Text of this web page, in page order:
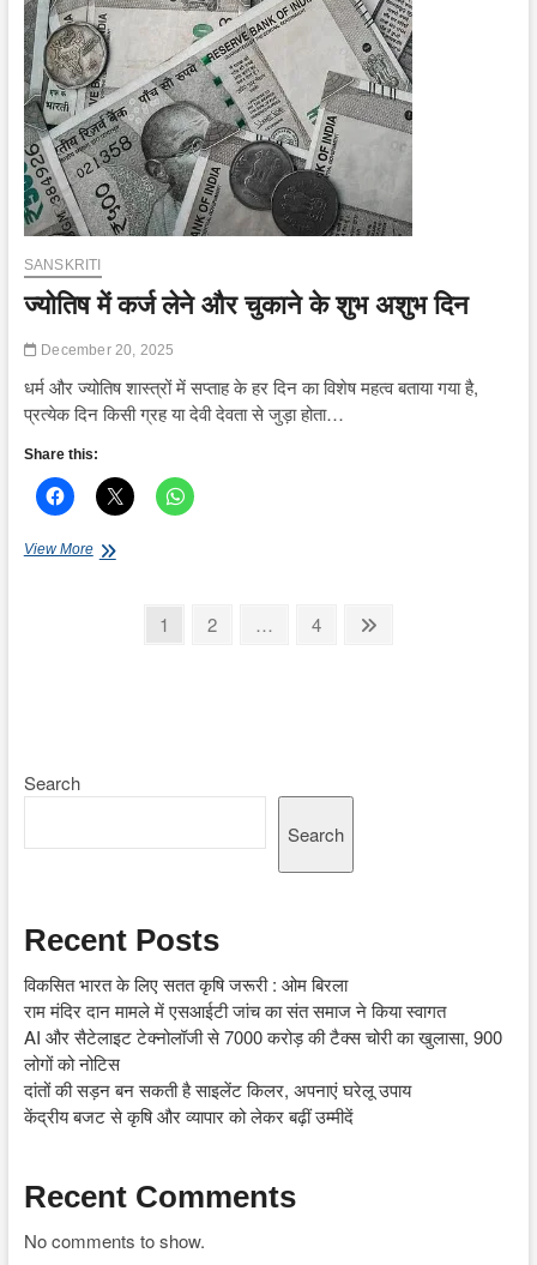
देवी
मां
बगलामुखी,
तंत्र
शक्ति
का
प्रमुख
केंद्र
SANSKRITI
ज्योतिष में कर्ज लेने और चुकाने के शुभ अशुभ दिन
December 20, 2025
धर्म और ज्योतिष शास्त्रों में सप्ताह के हर दिन का विशेष महत्व बताया गया है,
प्रत्येक दिन किसी ग्रह या देवी देवता से जुड़ा होता…
Share this:
View Moreज्योतिष
Page
1 Page
2 … Page
4
Next
Search
Search
Recent Posts
विकसित भारत के लिए सतत कृषि जरूरी : ओम बिरला
राम मंदिर दान मामले में एसआईटी जांच का संत समाज ने किया स्वागत
AI और सैटेलाइट टेक्नोलॉजी से 7000 करोड़ की टैक्स चोरी का खुलासा, 900
लोगों को नोटिस
दांतों की सड़न बन सकती है साइलेंट किलर, अपनाएं घरेलू उपाय
केंद्रीय बजट से कृषि और व्यापार को लेकर बढ़ीं उम्मीदें
Recent Comments
No comments to show.